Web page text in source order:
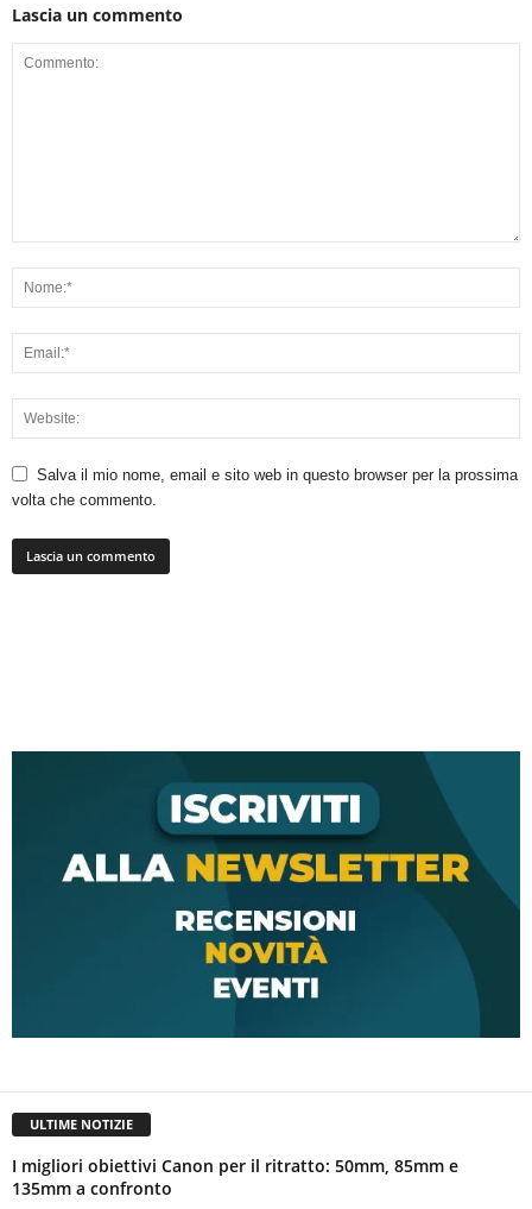
Lascia un commento
Salva il mio nome, email e sito web in questo browser per la prossima
volta che commento.
ULTIME NOTIZIE
I migliori obiettivi Canon per il ritratto: 50mm, 85mm e
135mm a confronto